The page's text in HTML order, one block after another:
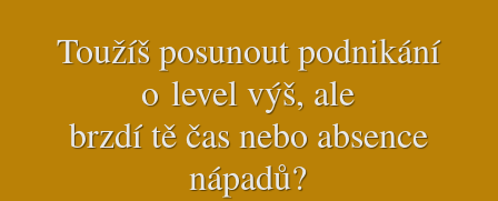
Toužíš posunout podnikání
o level výš, ale
brzdí tě čas nebo absence
nápadů?